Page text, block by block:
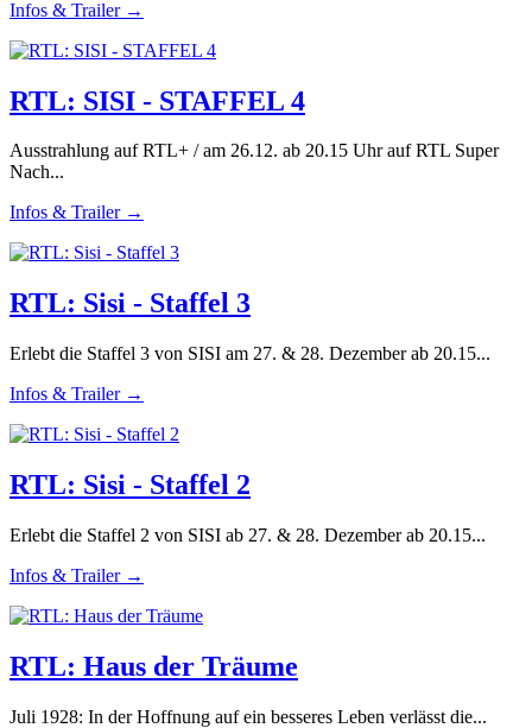
Infos & Trailer →
RTL: SISI - STAFFEL 4
Ausstrahlung auf RTL+ / am 26.12. ab 20.15 Uhr auf RTL Super
Nach...
Infos & Trailer →
RTL: Sisi - Staffel 3
Erlebt die Staffel 3 von SISI am 27. & 28. Dezember ab 20.15...
Infos & Trailer →
RTL: Sisi - Staffel 2
Erlebt die Staffel 2 von SISI ab 27. & 28. Dezember ab 20.15...
Infos & Trailer →
RTL: Haus der Träume
Juli 1928: In der Hoffnung auf ein besseres Leben verlässt die...